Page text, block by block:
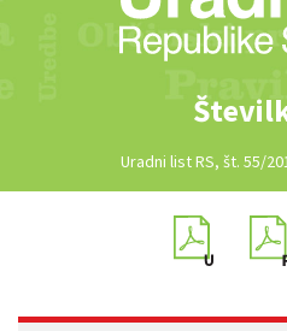
Uradni list RS, št. 55/